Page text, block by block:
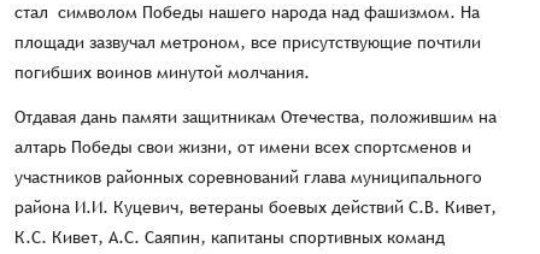
стал символом Победы нашего народа над фашизмом. На
площади зазвучал метроном, все присутствующие почтили
погибших воинов минутой молчания.
Отдавая дань памяти защитникам Отечества, положившим на
алтарь Победы свои жизни, от имени всех спортсменов и
участников районных соревнований глава муниципального
района И.И. Куцевич, ветераны боевых действий С.В. Кивет,
К.С. Кивет, А.С. Саяпин, капитаны спортивных команд